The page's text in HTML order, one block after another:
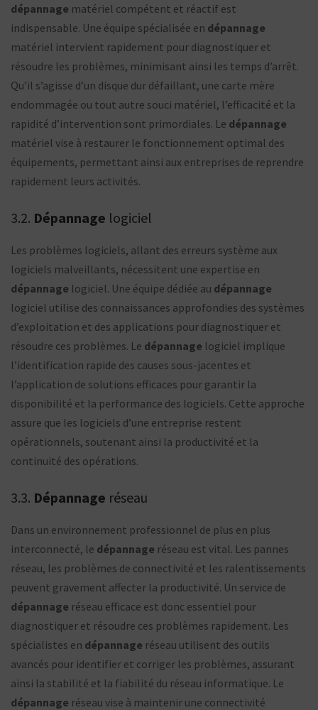
dépannage matériel compétent et réactif est
indispensable. Une équipe spécialisée en dépannage
matériel intervient rapidement pour diagnostiquer et
résoudre les problèmes, minimisant ainsi les temps d’arrêt.
Qu’il s’agisse d’un disque dur défaillant, une carte mère
endommagée ou tout autre souci matériel, l’efficacité et la
rapidité d’intervention sont primordiales. Le dépannage
matériel vise à restaurer le fonctionnement optimal des
équipements, permettant ainsi aux entreprises de reprendre
rapidement leurs activités.
3.2. Dépannage logiciel
Les problèmes logiciels, allant des erreurs système aux
logiciels malveillants, nécessitent une expertise en
dépannage logiciel. Une équipe dédiée au dépannage
logiciel utilise des connaissances approfondies des systèmes
d’exploitation et des applications pour diagnostiquer et
résoudre ces problèmes. Le dépannage logiciel implique
l’identification rapide des causes sous-jacentes et
l’application de solutions efficaces pour garantir la
disponibilité et la performance des logiciels. Cette approche
assure que les logiciels d’une entreprise restent
opérationnels, soutenant ainsi la productivité et la
continuité des opérations.
3.3. Dépannage réseau
Dans un environnement professionnel de plus en plus
interconnecté, le dépannage réseau est vital. Les pannes
réseau, les problèmes de connectivité et les ralentissements
peuvent gravement affecter la productivité. Un service de
dépannage réseau efficace est donc essentiel pour
diagnostiquer et résoudre ces problèmes rapidement. Les
spécialistes en dépannage réseau utilisent des outils
avancés pour identifier et corriger les problèmes, assurant
ainsi la stabilité et la fiabilité du réseau informatique. Le
dépannage réseau vise à maintenir une connectivité